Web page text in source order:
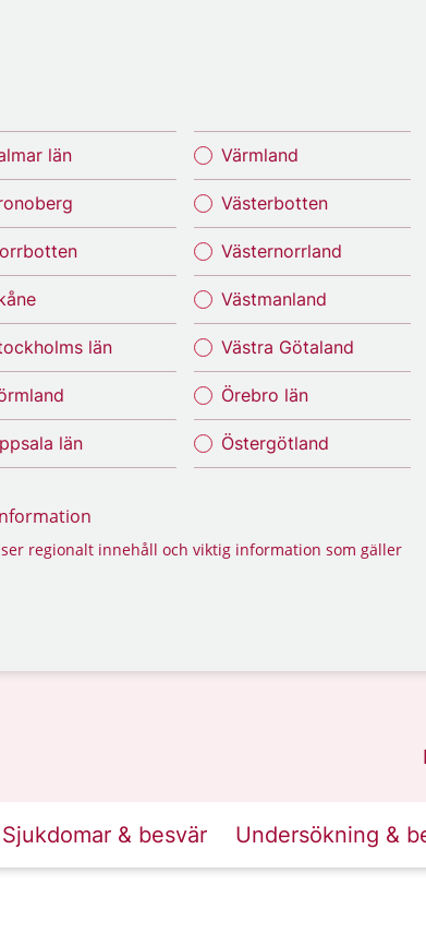
län
län
län
Värmland
Västerbotten
Västernorrland
Västmanland
Västra Götaland
Örebro län
Östergötland
regionalt innehåll och viktig information som gäller
Sjukdomar & besvär Undersökning &